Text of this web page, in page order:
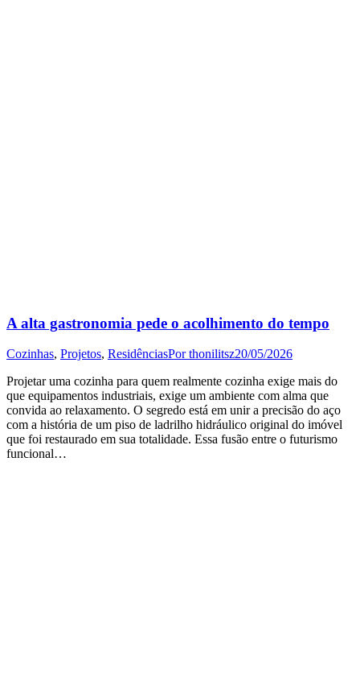
A alta gastronomia pede o acolhimento do tempo
Cozinhas, Projetos, ResidênciasPorthonilitsz20/05/2026
Projetar uma cozinha para quem realmente cozinha exige mais do
que equipamentos industriais, exige um ambiente com alma que
convida ao relaxamento. O segredo está em unir a precisão do aço
com a história de um piso de ladrilho hidráulico original do imóvel
que foi restaurado em sua totalidade. Essa fusão entre o futurismo
funcional…